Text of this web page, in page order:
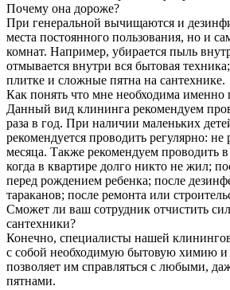
Почему она дороже?
При генеральной вычищаются и
места постоянного пользования, но и
комнат. Например, убирается пыль
отмывается внутри вся бытовая
плитке и сложные пятна на сантехнике.
Как понять что мне необходима именно
Данный вид клининга рекомендуем
раза в год. При наличии маленьких
рекомендуется проводить регулярно: не
месяца. Также рекомендуем проводить
когда в квартире долго никто не жил;
перед рождением ребенка; после
тараканов; после ремонта или
Сможет ли ваш сотрудник отчистить
сантехники?
Конечно, специалисты нашей
с собой необходимую бытовую химию и
позволяет им справляться с любыми,
пятнами.